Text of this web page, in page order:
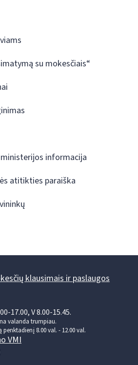
su mokesčiais“
informacija
atitikties paraiška
klausimais ir paslaugos
17.00, V 8.00-15.45.
valanda trumpiau.
8.00 val. - 12.00 val.
VMI